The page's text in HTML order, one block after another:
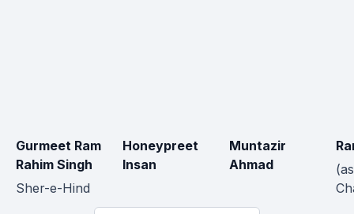
Gurmeet Ram
Rahim Singh
Sher-e-Hind
Honeypreet
Insan
Muntazir
Ahmad